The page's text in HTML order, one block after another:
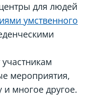
для людей
умственного
мероприятия,
многое другое.